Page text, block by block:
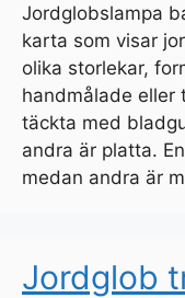
Jordglobslampa
karta som visar
olika storlekar,
handmålade eller
täckta med
andra är platta.
medan andra är
Jordglob